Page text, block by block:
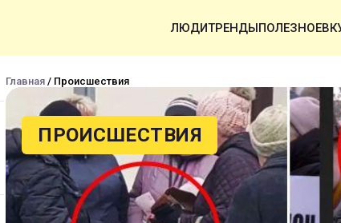
ЛЮДИТРЕНДЫПОЛЕЗНОЕ
Главная / Происшествия
ПРОИСШЕСТВИЯ